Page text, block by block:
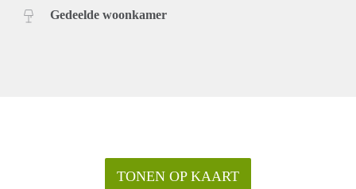
Gedeelde woonkamer
TONEN OP KAART